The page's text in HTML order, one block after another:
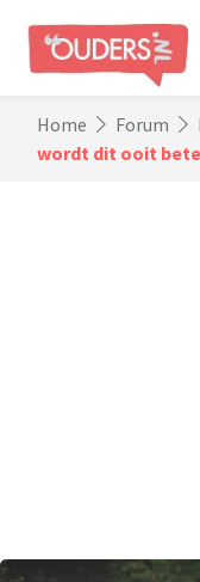
Home Forum
wordt dit ooit